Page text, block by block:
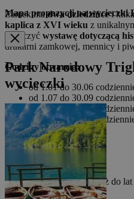
Zamek madwa dziedzińcei kilka
kaplica z XVI wieku z
zobaczyć wystawę dotyczącą
drukarni zamkowej, mennicy i
Godziny otwarcia:
od 1.01 do 30.06
od 1.07 do 30.09
od 1.10 do 31.10
od 1.11 do 31.12
Wstęp:
8,5 €/studenci
5 €/ dzieci i młodzież do
Mapa propozycji na wycieczki
Park Narodowy
wycieczki